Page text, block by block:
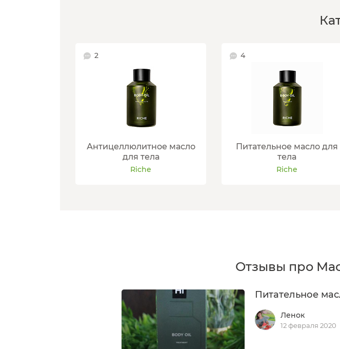
2
Антицеллюлитное масло
для тела
Riche
4
Питательное масло для
тела
Riche
Отзывы про
Питательное
Ленок
12 февраля 2020